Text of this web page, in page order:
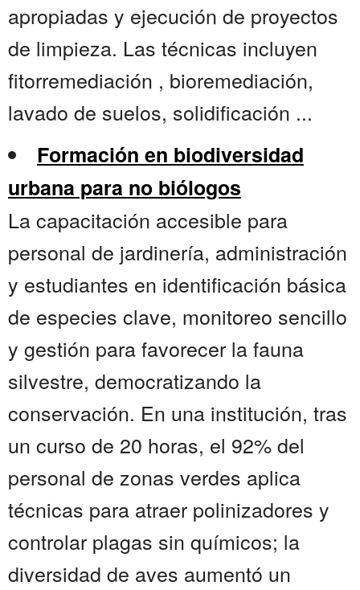
apropiadas y ejecución de proyectos
de limpieza. Las técnicas incluyen
fitorremediación , bioremediación,
lavado de suelos, solidificación ...
Formación en biodiversidad
urbana para no biólogos
La capacitación accesible para
personal de jardinería, administración
y estudiantes en identificación básica
de especies clave, monitoreo sencillo
y gestión para favorecer la fauna
silvestre, democratizando la
conservación. En una institución, tras
un curso de 20 horas, el 92% del
personal de zonas verdes aplica
técnicas para atraer polinizadores y
controlar plagas sin químicos; la
diversidad de aves aumentó un